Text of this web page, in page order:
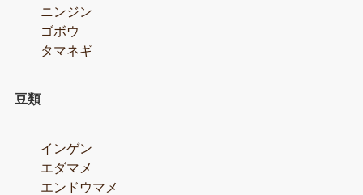
ニンジン
ゴボウ
タマネギ
豆類
インゲン
エダマメ
エンドウマメ